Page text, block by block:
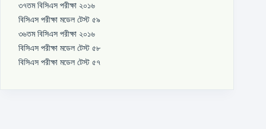
৩৭তম বিসিএস পরীক্ষা ২০১৬
বিসিএস পরীক্ষা মডেল টেস্ট ৫৯
৩৬তম বিসিএস পরীক্ষা ২০১৬
বিসিএস পরীক্ষা মডেল টেস্ট ৫৮
বিসিএস পরীক্ষা মডেল টেস্ট ৫৭